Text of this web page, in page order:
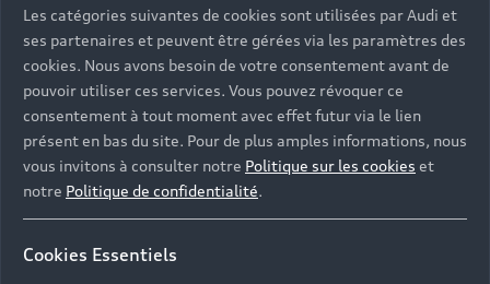
partir de 19€/mois
Les réponses à vos
questions
Découvrez les réponses à vos diverses questions
Les catégories suivantes de cookies sont utilisées par Audi et
ses partenaires et peuvent être gérées via les paramètres des
cookies. Nous avons besoin de votre consentement avant de
pouvoir utiliser ces services. Vous pouvez révoquer ce
consentement à tout moment avec effet futur via le lien
présent en bas du site. Pour de plus amples informations, nous
vous invitons à consulter notre Politique sur les cookies et
notre Politique de confidentialité.
Cookies Essentiels